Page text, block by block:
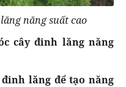
năng suất cao
cây đinh lăng năng
lăng để tạo năng